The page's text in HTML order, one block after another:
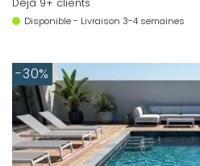
Déjà 9+ clients
Disponible - Livraison 3-4 semaines
-30%